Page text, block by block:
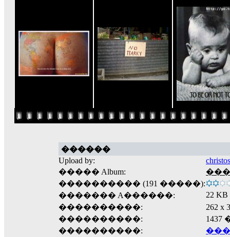
������
Upload by:
christos
����� Album:
���������� (191 �����):
������� A������:
22 KB
����������:
262
����������:
����������: